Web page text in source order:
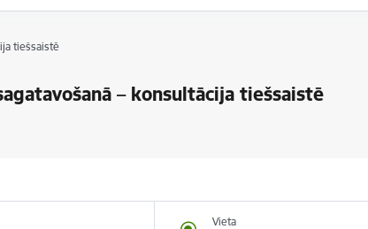
tiešsaistē
– konsultācija tiešsaistē
Vieta